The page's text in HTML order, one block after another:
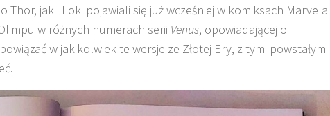
Thor, jak i Loki pojawiali się już wcześniej w komiksach Marvela
w różnych numerach serii Venus, opowiadającej o
w jakikolwiek te wersje ze Złotej Ery, z tymi powstałymi